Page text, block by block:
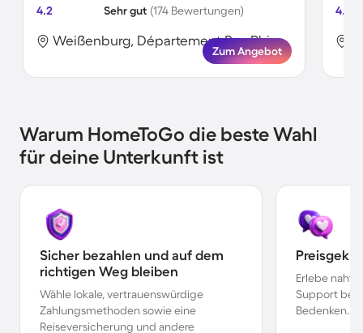
4.2
Sehr gut (174 Bewertungen)
Weißenburg, Département Bas-Rhin, Frankreich
Zum Angebot
4.2
Warum HomeToGo die beste Wahl
für deine Unterkunft ist
Sicher bezahlen und auf dem
richtigen Weg bleiben
Wähle lokale, vertrauenswürdige
Zahlungsmethoden sowie eine
Reiseversicherung und andere
Erlebe
Support bei
Bedenken.